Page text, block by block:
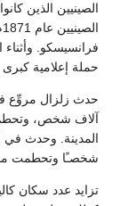
كانوا يرضون بالأجر
الثمانينيات من
جلبت لكاليفورنيا
ثمانية وعشرون
قيمتها ستة
في أوائل